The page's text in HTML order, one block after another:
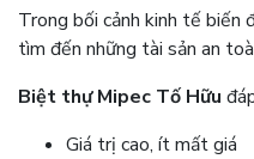
Trong bối cảnh kinh tế biến
tìm đến những tài sản an
Biệt thự Mipec Tố Hữu
Giá trị cao, ít mất giá